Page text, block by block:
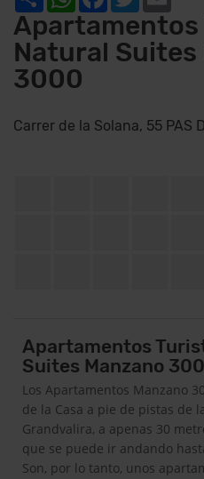
Natural Suites
3000
Carrer de la Solana, 55 PAS
Apartamentos
Suites Manzano
Los Apartamentos Manzano
de la Casa a pie de pistas de
Grandvalira, a apenas 30
que se puede ir andando
Son, por lo tanto, unos